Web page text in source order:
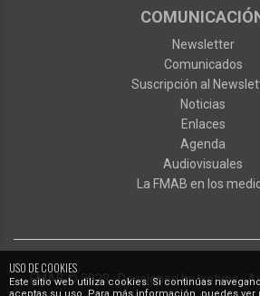
USO DE COOKIES
Este sitio web utiliza cookies. Si continúas
Newsletter
Comunicados
Suscripción al
Noticias
Enlaces
Agenda
Audiovisuales
La FMAB en los
FMAB© 2023·Developed byIxotype·